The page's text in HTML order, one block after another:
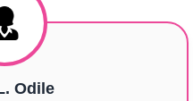
Odile